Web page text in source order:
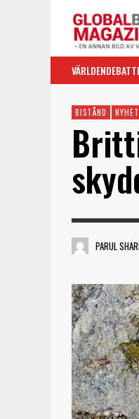
VÄRLDENDEBATT
BISTÅND NYHET
PARUL